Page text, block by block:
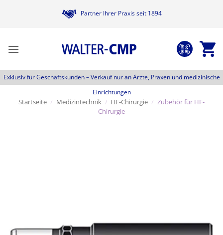
Partner Ihrer Praxis seit 1894
Exklusiv für Geschäftskunden –Verkauf nur an Ärzte, Praxen und medizinische
Einrichtungen
Startseite / Medizintechnik / HF-Chirurgie / Zubehör für HF-
Chirurgie